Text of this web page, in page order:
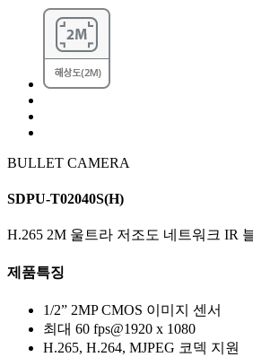
BULLET CAMERA
SDPU-T02040S(H)
H.265 2M 울트라 저조도 네트워크 IR
제품특징
1/2” 2MP CMOS 이미지 센서
최대 60 fps@1920 x 1080
H.265, H.264, MJPEG 코덱 지원